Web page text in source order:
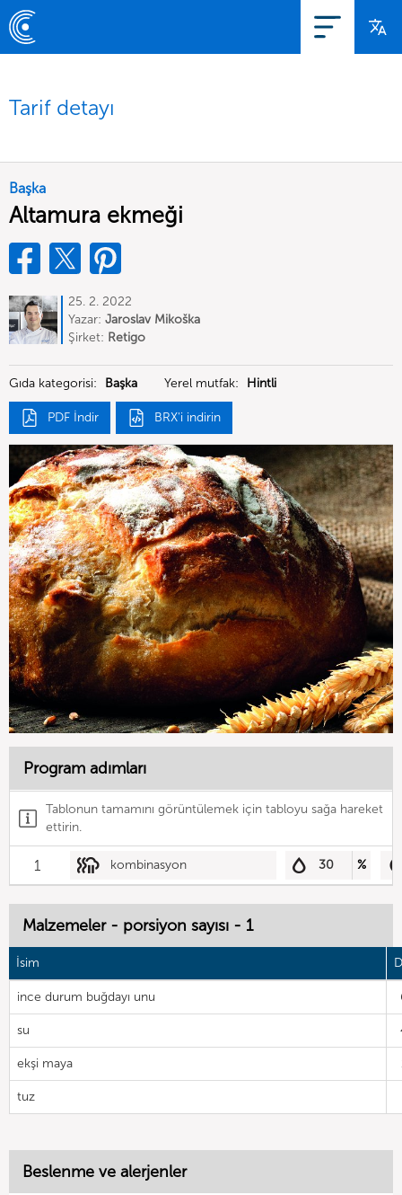
Tarif detayı
Başka
Altamura ekmeği
25. 2. 2022
Yazar: Jaroslav Mikoška
Şirket: Retigo
Gıda kategorisi: Başka Yerel mutfak: Hintli
PDF İndir BRX'i indirin
Program adımları
Tablonun tamamını görüntülemek için tabloyu sağa hareket
ettirin.
1 kombinasyon 30 %
Malzemeler - porsiyon sayısı - 1
İsim
ince durum buğdayı unu
su
ekşi maya
tuz
Beslenme ve alerjenler